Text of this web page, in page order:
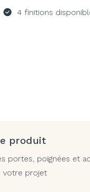
4 finitions
produit
portes, poignées et
votre projet